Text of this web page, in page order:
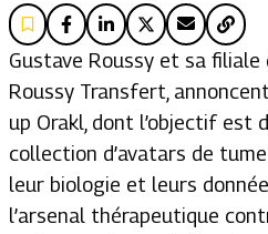
Gustave Roussy et sa filiale
Roussy Transfert,
up Orakl, dont l’objectif est
collection d’avatars de
leur biologie et leurs
l’arsenal thérapeutique